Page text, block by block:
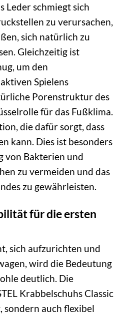
Leder schmiegt sich
zu verursachen,
sich natürlich zu
Gleichzeitig ist
um den
Spielens
Porenstruktur des
für das Fußklima.
die dafür sorgt, dass
kann. Dies ist besonders
von Bakterien und
zu vermeiden und das
zu gewährleisten.
für die ersten
sich aufzurichten und
wird die Bedeutung
deutlich. Die
Krabbelschuhs Classic
auch flexibel